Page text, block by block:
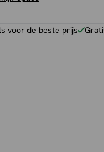
voor de beste prijs